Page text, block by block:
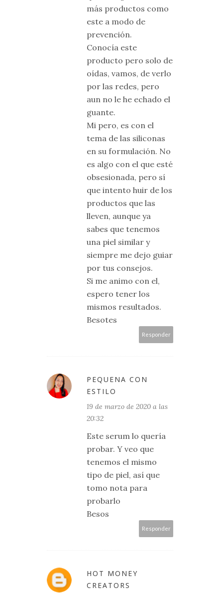
más productos como
este a modo de
prevención.
Conocía este
producto pero solo de
oídas, vamos, de verlo
por las redes, pero
aun no le he echado el
guante.
Mi pero, es con el
tema de las siliconas
en su formulación. No
es algo con el que esté
obsesionada, pero sí
que intento huir de los
productos que las
lleven, aunque ya
sabes que tenemos
una piel similar y
siempre me dejo guiar
por tus consejos.
Si me animo con el,
espero tener los
mismos resultados.
Besotes
Responder
PEQUENA CON
ESTILO
19 de marzo de 2020 a las
20:32
Este serum lo quería
probar. Y veo que
tenemos el mismo
tipo de piel, así que
tomo nota para
probarlo
Besos
Responder
HOT MONEY
CREATORS